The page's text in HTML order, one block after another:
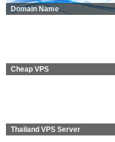
Domain Name
Cheap VPS
Thailand VPS Server